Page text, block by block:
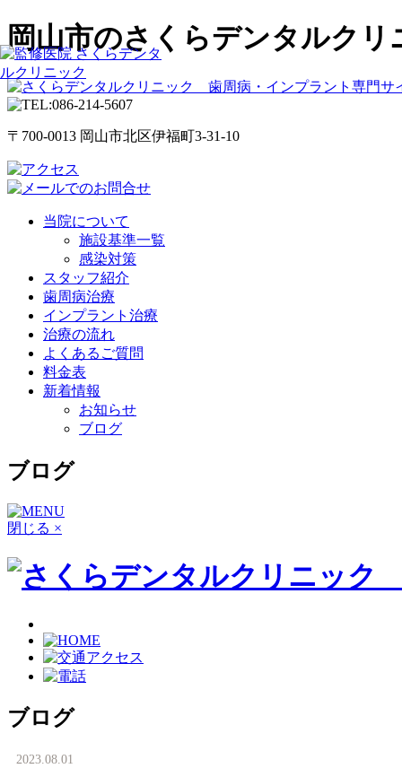
岡山市のさくらデンタルクリ
〒700-0013 岡山市北区伊福町3-31-10
当院について
施設基準一覧
感染対策
スタッフ紹介
歯周病治療
インプラント治療
治療の流れ
よくあるご質問
料金表
新着情報
お知らせ
ブログ
ブログ
閉じる ×
ブログ
2023.08.01